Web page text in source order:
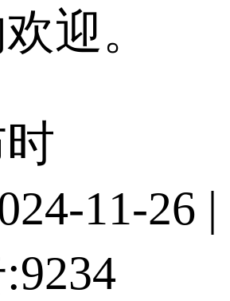
迎。
11-26 |
9234